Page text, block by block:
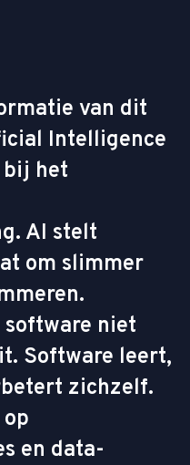
van dit
Intelligence
bij het
AI stelt
om slimmer
niet
Software leert,
zichzelf.
en data-